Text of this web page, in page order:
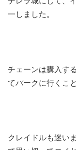
一しました。
チェーンは購入す
てパークに行くこ
クレイドルも迷い